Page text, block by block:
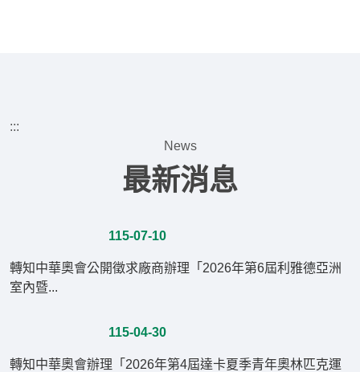
:::
News
最新消息
115-07-10
轉知中華奧會公開徵求廠商辦理「2026年第6屆利雅德亞洲
室內暨...
115-04-30
轉知中華奧會辦理「2026年第4屆達卡夏季青年奧林匹克運